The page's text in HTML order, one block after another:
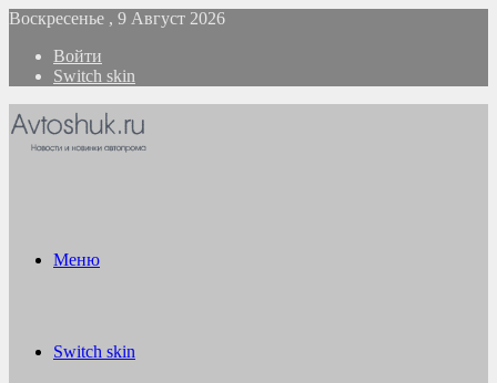
Воскресенье , 9 Август 2026
Войти
Switch skin
Меню
Switch skin